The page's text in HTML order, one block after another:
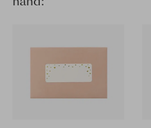
hand: